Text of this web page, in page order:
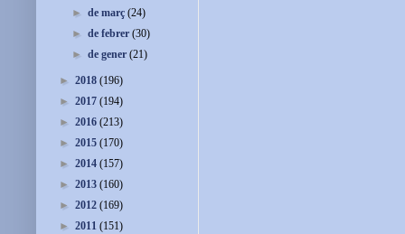
►de març(24)
►de febrer(30)
►de gener(21)
► 2018 (196)
► 2017 (194)
► 2016 (213)
► 2015 (170)
► 2014 (157)
► 2013 (160)
► 2012 (169)
► 2011 (151)